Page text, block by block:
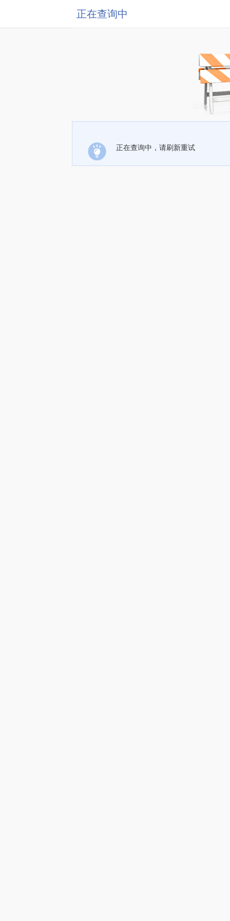
正在查询中
正在查询中，请刷新重试